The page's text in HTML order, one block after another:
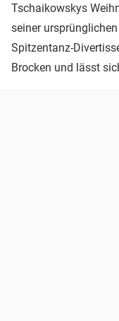
Tschaikowskys
seiner
Spitzentanz-
Brocken und lässt